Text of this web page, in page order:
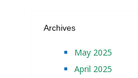
Archives
May 2025
April 2025